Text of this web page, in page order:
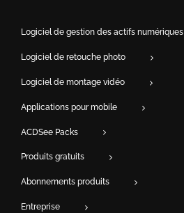
Logiciel de gestion des actifs numériques
Logiciel de retouche photo
Logiciel de montage vidéo
Applications pour mobile
ACDSee Packs
Produits gratuits
Abonnements produits
Entreprise